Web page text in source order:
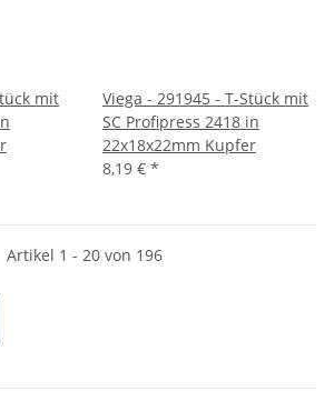
mit
Viega - 291945 - T-Stück mit
SC Profipress 2418 in
22x18x22mm Kupfer
8,19 € *
Artikel 1 - 20 von 196